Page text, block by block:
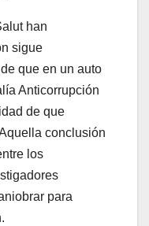
han
sigue
que en un auto
Anticorrupción
de que
conclusión
los
para